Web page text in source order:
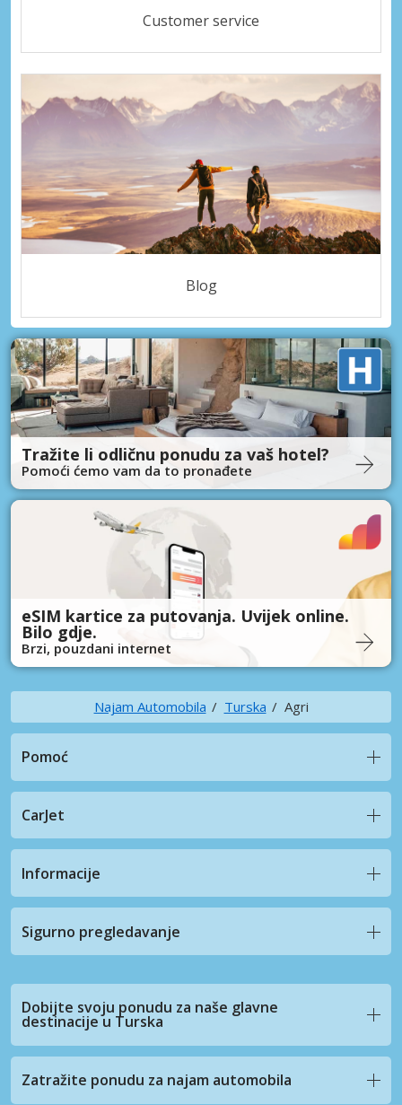
Customer service
Blog
Tražite li odličnu ponudu za vaš hotel?
Pomoći ćemo vam da to pronađete
eSIM kartice za putovanja. Uvijek online.
Bilo gdje.
Brzi, pouzdani internet
Najam Automobila Turska Agri
Pomoć
CarJet
Informacije
Sigurno pregledavanje
Dobijte svoju ponudu za naše glavne
destinacije u Turska
Zatražite ponudu za najam automobila